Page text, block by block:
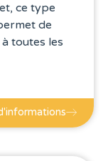
ce type
de
toutes les